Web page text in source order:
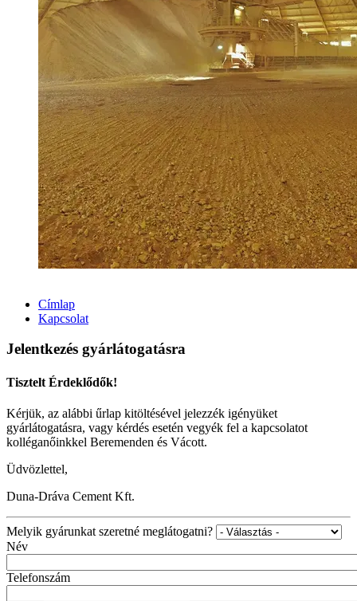
Címlap
Kapcsolat
Jelentkezés gyárlátogatásra
Tisztelt Érdeklődők!
Kérjük, az alábbi űrlap kitöltésével jelezzék igényüket
gyárlátogatásra, vagy kérdés esetén vegyék fel a kapcsolatot
kolléganőinkkel Beremenden és Vácott.
Üdvözlettel,
Duna-Dráva Cement Kft.
Melyik gyárunkat szeretné meglátogatni?
Név
Telefonszám